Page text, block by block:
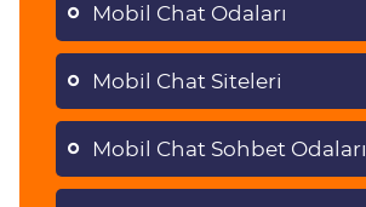
Mobil Chat Odaları
Mobil Chat Siteleri
Mobil Chat Sohbet Odaları